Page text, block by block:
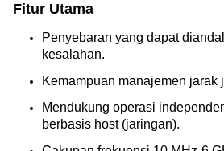
Fitur Utama
Penyebaran yang dapat
kesalahan.
Kemampuan manajemen jarak
Mendukung operasi
berbasis host (jaringan).